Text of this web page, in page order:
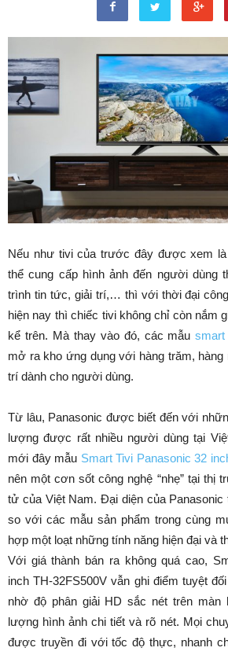
Nếu như tivi của trước đây được xem
thể cung cấp hình ảnh đến người dùng
trình tin tức, giải trí,… thì với thời đại
hiện nay thì chiếc tivi không chỉ còn nắm
kể trên. Mà thay vào đó, các mẫusmart
mở ra kho ứng dụng với hàng trăm,
trí dành cho người dùng.
Từ lâu, Panasonic được biết đến với
lượng được rất nhiều người dùng tại
mới đây mẫu Smart Tivi Panasonic 32
nên một cơn sốt công nghệ “nhẹ” tại thị
tử của Việt Nam. Đại diện của Panasonic
so với các mẫu sản phẩm trong cùng
hợp một loạt những tính năng hiện đại và
Với giá thành bán ra không quá cao,
inch TH-32FS500V vẫn ghi điểm tuyệt
nhờ độ phân giải HD sắc nét trên màn
lượng hình ảnh chi tiết và rõ nét. Mọi
được truyền đi với tốc độ thực, nhanh